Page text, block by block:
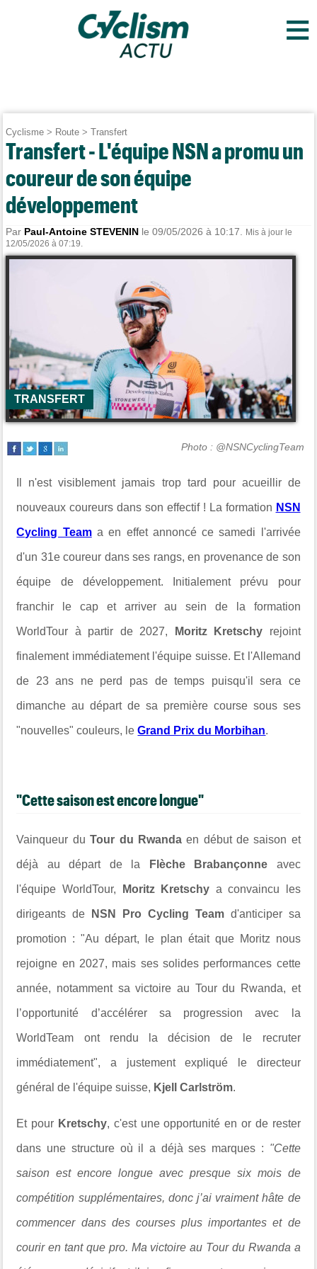
≡
Cyclisme > Route >Transfert
Transfert - L'équipe NSN a promu un
coureur de son équipe
développement
Par Paul-Antoine STEVENIN le 09/05/2026 à 10:17.
Mis à jour le
12/05/2026 à 07:19.
TRANSFERT
Photo : @NSNCyclingTeam
Il n'est visiblement jamais trop tard pour acueillir de
nouveaux coureurs dans son effectif ! La formation NSN
Cycling Team a en effet annoncé ce samedi l'arrivée
d'un 31e coureur dans ses rangs, en provenance de son
équipe de développement. Initialement prévu pour
franchir le cap et arriver au sein de la formation
WorldTour à partir de 2027, Moritz Kretschy rejoint
finalement immédiatement l'équipe suisse. Et l'Allemand
de 23 ans ne perd pas de temps puisqu'il sera ce
dimanche au départ de sa première course sous ses
"nouvelles" couleurs, leGrand Prix du Morbihan.
"Cette saison est encore longue"
Vainqueur duTour du Rwandaen début de saison et
déjà au départ de la Flèche Brabançonne avec
l'équipe WorldTour, Moritz Kretschy a convaincu les
dirigeants de NSN Pro Cycling Team d'anticiper sa
promotion : "Au départ, le plan était que Moritz nous
rejoigne en 2027, mais ses solides performances cette
année, notamment sa victoire au Tour du Rwanda, et
l’opportunité d’accélérer sa progression avec la
WorldTeam ont rendu la décision de le recruter
immédiatement", a justement expliqué le directeur
général de l'équipe suisse, Kjell Carlström.
Et pour Kretschy, c'est une opportunité en or de rester
dans une structure où il a déjà ses marques : "Cette
saison est encore longue avec presque six mois de
compétition supplémentaires, donc j’ai vraiment hâte de
commencer dans des courses plus importantes et de
courir en tant que pro. Ma victoire au Tour du Rwanda a